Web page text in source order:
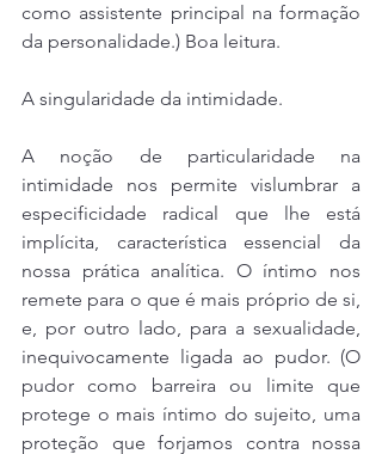
como assistente principal na formação
da personalidade.) Boa leitura.
A singularidade da intimidade.
A noção de particularidade na
intimidade nos permite vislumbrar a
especificidade radical que lhe está
implícita, característica essencial da
nossa prática analítica. O íntimo nos
remete para o que é mais próprio de si,
e, por outro lado, para a sexualidade,
inequivocamente ligada ao pudor. (O
pudor como barreira ou limite que
protege o mais íntimo do sujeito, uma
proteção que forjamos contra nossa